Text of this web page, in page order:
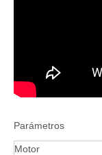
Parámetros
Motor